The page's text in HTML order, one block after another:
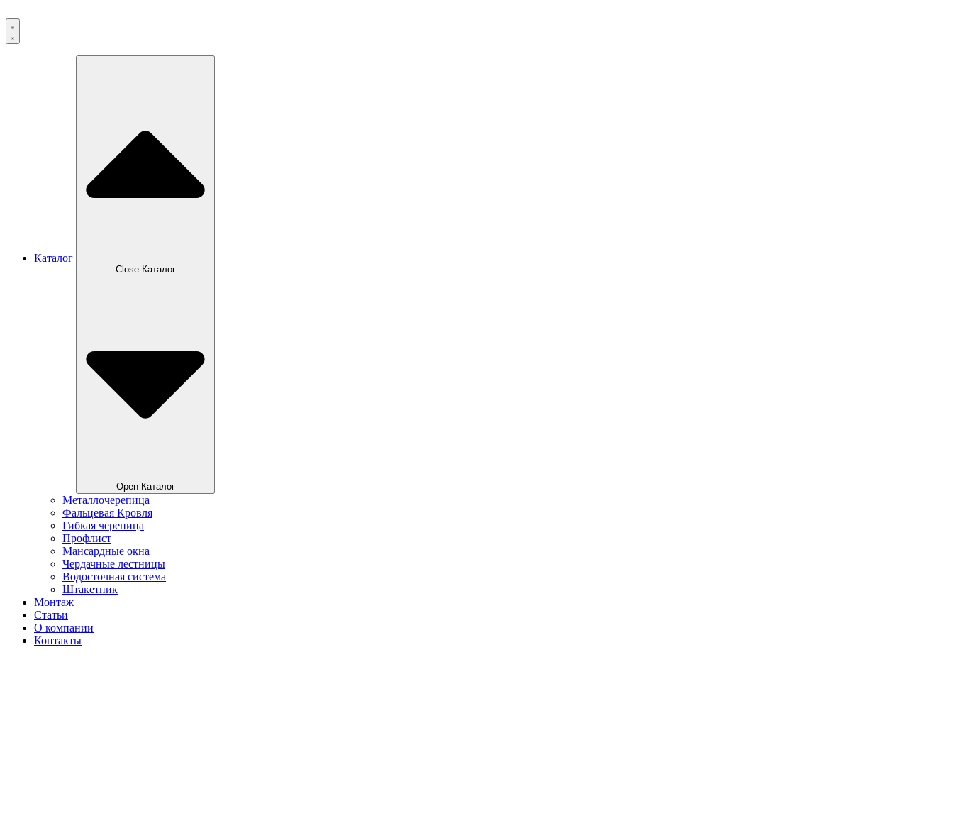
к
содержимому
Каталог
Close Каталог
Open Каталог
Металлочерепица
Фальцевая Кровля
Гибкая черепица
Профлист
Мансардные окна
Чердачные лестницы
Водосточная система
Штакетник
Монтаж
Статьи
О компании
Контакты